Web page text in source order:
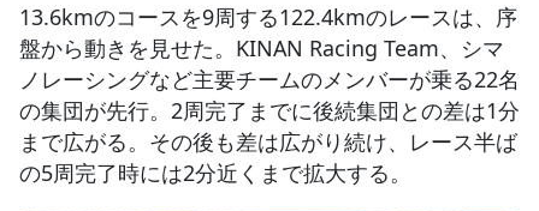
13.6kmのコースを9周する122.4kmのレースは、序
盤から動きを見せた。KINAN Racing Team、シマ
ノレーシングなど主要チームのメンバーが乗る22名
の集団が先行。2周完了までに後続集団との差は1分
まで広がる。その後も差は広がり続け、レース半ば
の5周完了時には2分近くまで拡大する。